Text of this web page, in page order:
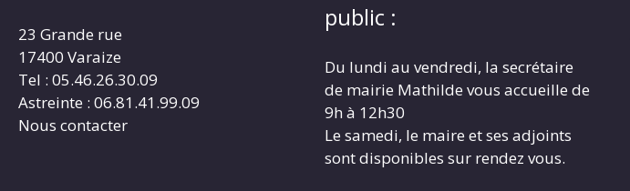
23 Grande rue
17400 Varaize
Tel : 05.46.26.30.09
Astreinte : 06.81.41.99.09
Nous contacter
public :
Du lundi au vendredi, la secrétaire
de mairie Mathilde vous accueille de
9h à 12h30
Le samedi, le maire et ses adjoints
sont disponibles sur rendez vous.